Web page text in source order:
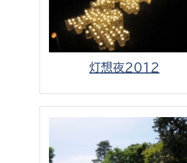
農業委員会事務局
灯想夜2012